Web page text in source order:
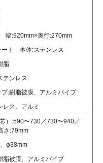
幅:920mm×奥行:270mm
ト 本体:ステンレス
脂
テンレス
:樹脂被膜、アルミパイプ
レス、アルミ
）:590〜730／730〜940／
さ:79mm
φ38mm
被膜、アルミパイプ